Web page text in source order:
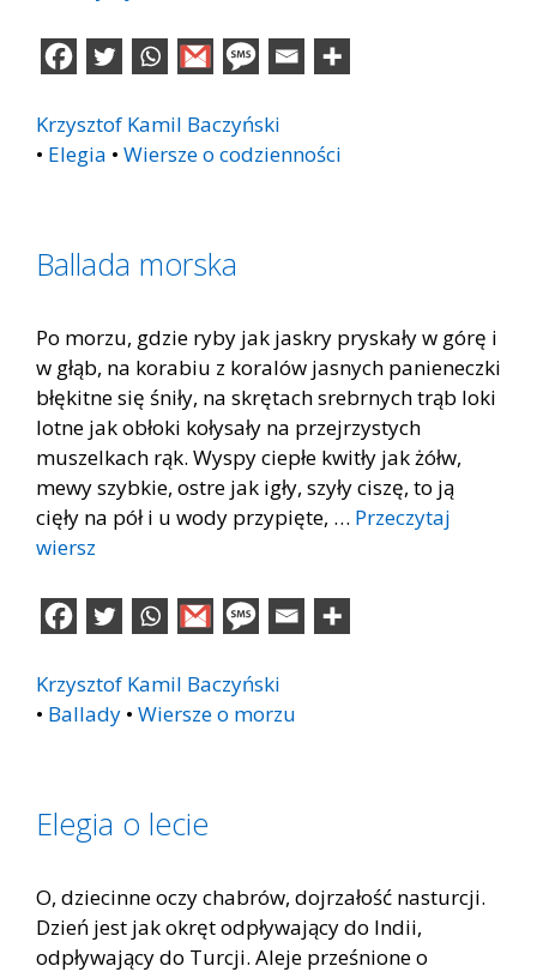
Krzysztof Kamil Baczyński
• Elegia • Wiersze o codzienności
Ballada morska
Po morzu, gdzie ryby jak jaskry pryskały w górę i
w głąb, na korabiu z koralów jasnych panieneczki
błękitne się śniły, na skrętach srebrnych trąb loki
lotne jak obłoki kołysały na przejrzystych
muszelkach rąk. Wyspy ciepłe kwitły jak żółw,
mewy szybkie, ostre jak igły, szyły ciszę, to ją
cięły na pół i u wody przypięte, … Przeczytaj
wiersz
Krzysztof Kamil Baczyński
• Ballady • Wiersze o morzu
Elegia o lecie
O, dziecinne oczy chabrów, dojrzałość nasturcji.
Dzień jest jak okręt odpływający do Indii,
odpływający do Turcji. Aleje prześnione o